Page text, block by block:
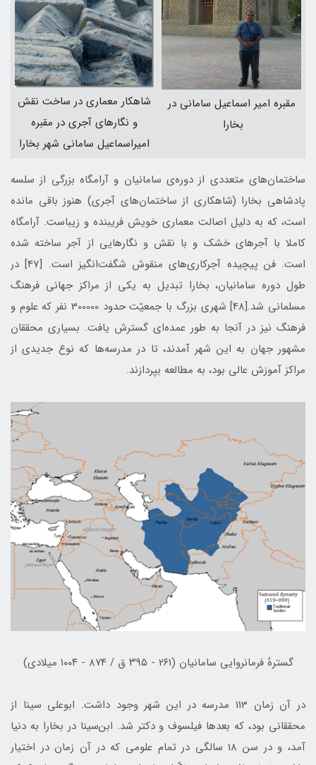
مقبره امير اسماعيل سامانی در
بخارا
شاهكار معماری در ساخت نقش
و نگارهای آجری در مقبره
اميراسماعيل سامانی شهر بخارا
ساختمان‌های متعددی از دوره‌ی سامانيان و آرامگاه بزرگی از سلسه
پادشاهی بخارا (شاهكاری از ساختمان‌های آجری) هنوز باقی مانده
است، كه به دليل اصالت معماری خويش فريبنده و زيباست. آرامگاه
كاملا با آجرهای خشك و با نقش و نگارهايی از آجر ساخته شده
است. فن پيچيده آجركاری‌های منقوش شگفت‌انگيز است. [47] در
طول دوره سامانيان، بخارا تبديل به يكی از مراكز جهانی فرهنگ
مسلمانی شد.[48] شهری بزرگ با جمعيّت حدود 300000 نفر كه علوم و
فرهنگ نيز در آنجا به طور عمده‌ای گسترش يافت. بسياری محققان
مشهور جهان به اين شهر آمدند، تا در مدرسه‌ها كه نوع جديدی از
مراكز آموزش عالی بود، به مطالعه بپردازند.
گسترهٔ فرمانروایی سامانیان (۲۶۱ - ۳۹۵ ق / ۸۷۴ - ۱۰۰۴ ميلادي)
در آن زمان 113 مدرسه در اين شهر وجود داشت. ابوعلی سينا از
محققانی بود، كه بعدها فيلسوف و دكتر شد. ابن‌سينا در بخارا به دنيا
آمد، و در سن 18 سالگی در تمام علومی كه در آن زمان در اختيار